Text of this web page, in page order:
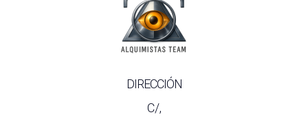
DIRECCIÓN
C/,